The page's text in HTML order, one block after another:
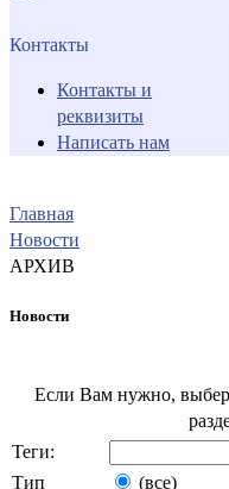
Контакты
Контакты и
реквизиты
Написать нам
Главная
Новости
АРХИВ
Новости
Если Вам нужно,
Теги:
Тип
(все)